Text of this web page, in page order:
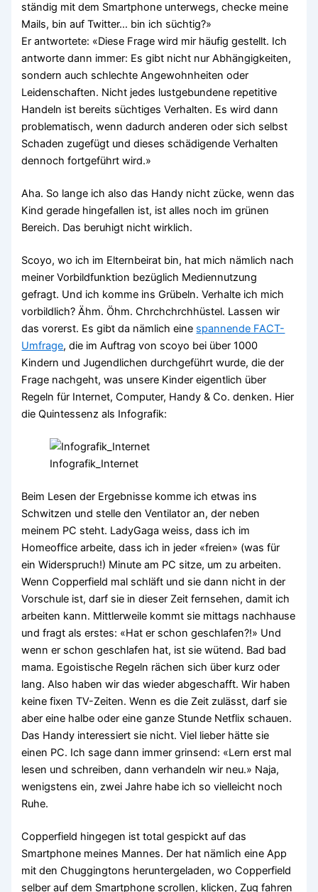
ständig mit dem Smartphone unterwegs, checke meine
Mails, bin auf Twitter… bin ich süchtig?»
Er antwortete: «Diese Frage wird mir häufig gestellt. Ich
antworte dann immer: Es gibt nicht nur Abhängigkeiten,
sondern auch schlechte Angewohnheiten oder
Leidenschaften. Nicht jedes lustgebundene repetitive
Handeln ist bereits süchtiges Verhalten. Es wird dann
problematisch, wenn dadurch anderen oder sich selbst
Schaden zugefügt und dieses schädigende Verhalten
dennoch fortgeführt wird.»
Aha. So lange ich also das Handy nicht zücke, wenn das
Kind gerade hingefallen ist, ist alles noch im grünen
Bereich. Das beruhigt nicht wirklich.
Scoyo, wo ich im Elternbeirat bin, hat mich nämlich nach
meiner Vorbildfunktion bezüglich Mediennutzung
gefragt. Und ich komme ins Grübeln. Verhalte ich mich
vorbildlich? Ähm. Öhm. Chrchchrchhüstel. Lassen wir
das vorerst. Es gibt da nämlich eine spannende FACT-
Umfrage, die im Auftrag von scoyo bei über 1000
Kindern und Jugendlichen durchgeführt wurde, die der
Frage nachgeht, was unsere Kinder eigentlich über
Regeln für Internet, Computer, Handy & Co. denken. Hier
die Quintessenz als Infografik:
Infografik_Internet
Beim Lesen der Ergebnisse komme ich etwas ins
Schwitzen und stelle den Ventilator an, der neben
meinem PC steht. LadyGaga weiss, dass ich im
Homeoffice arbeite, dass ich in jeder «freien» (was für
ein Widerspruch!) Minute am PC sitze, um zu arbeiten.
Wenn Copperfield mal schläft und sie dann nicht in der
Vorschule ist, darf sie in dieser Zeit fernsehen, damit ich
arbeiten kann. Mittlerweile kommt sie mittags nachhause
und fragt als erstes: «Hat er schon geschlafen?!» Und
wenn er schon geschlafen hat, ist sie wütend. Bad bad
mama. Egoistische Regeln rächen sich über kurz oder
lang. Also haben wir das wieder abgeschafft. Wir haben
keine fixen TV-Zeiten. Wenn es die Zeit zulässt, darf sie
aber eine halbe oder eine ganze Stunde Netflix schauen.
Das Handy interessiert sie nicht. Viel lieber hätte sie
einen PC. Ich sage dann immer grinsend: «Lern erst mal
lesen und schreiben, dann verhandeln wir neu.» Naja,
wenigstens ein, zwei Jahre habe ich so vielleicht noch
Ruhe.
Copperfield hingegen ist total gespickt auf das
Smartphone meines Mannes. Der hat nämlich eine App
mit den Chuggingtons heruntergeladen, wo Copperfield
selber auf dem Smartphone scrollen, klicken, Zug fahren